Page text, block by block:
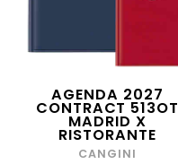
AGENDA 2027
CONTRACT 513OT
MADRID X
RISTORANTE
CANGINI